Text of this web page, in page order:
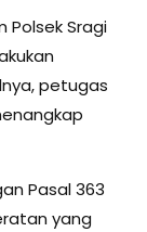
Polsek Sragi
petugas
Pasal 363
yang